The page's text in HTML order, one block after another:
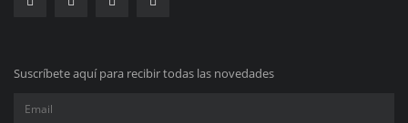
Suscríbete aquí para recibir todas las novedades